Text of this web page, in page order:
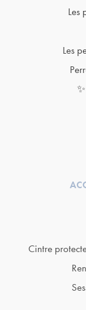
Les
Les
Cintre